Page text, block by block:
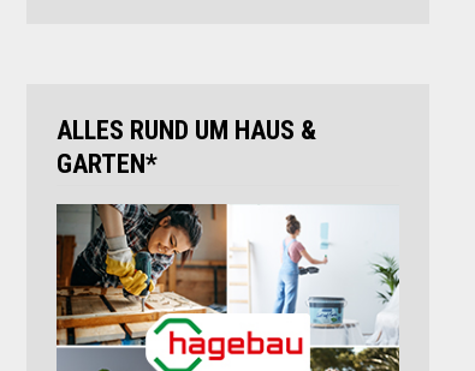
ALLES RUND UM HAUS &
GARTEN*